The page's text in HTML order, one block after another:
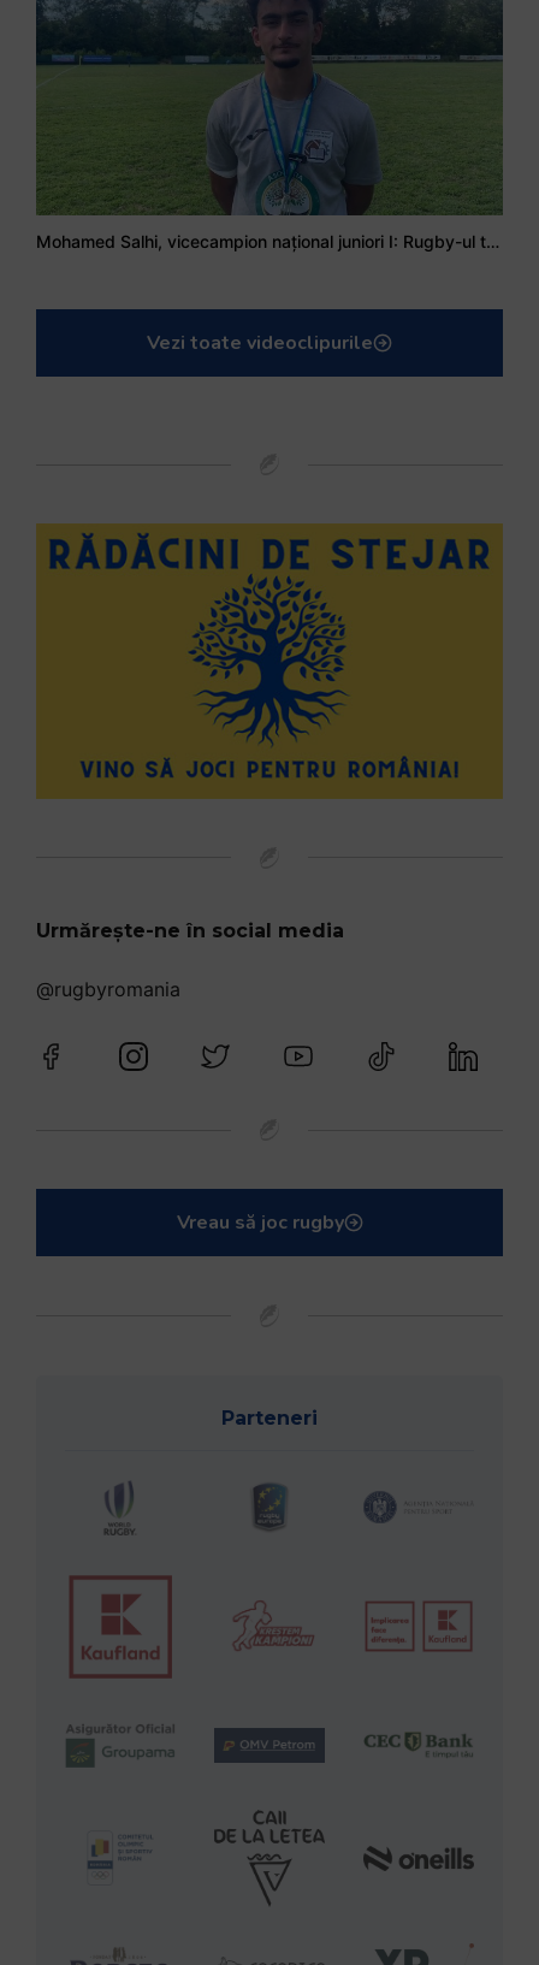
Mohamed Salhi, vicecampion național juniori I: Rugby-ul te învață să accepți și înfrângerile
Vezi toate videoclipurile
Urmărește-ne în social media
@rugbyromania
Vreau să joc rugby
Parteneri